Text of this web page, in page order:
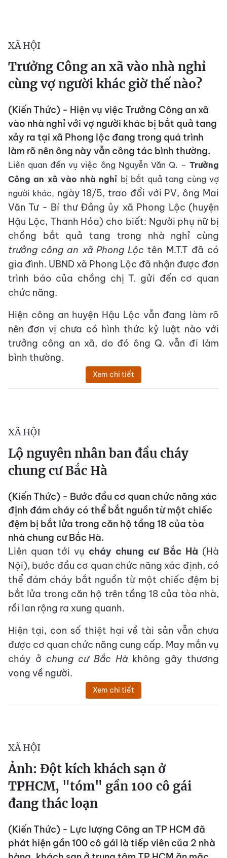
XÃ HỘI
Trưởng Công an xã vào nhà nghỉ
cùng vợ người khác giờ thế nào?
(Kiến Thức) - Hiện vụ việc Trưởng Công an xã
vào nhà nghỉ với vợ người khác bị bắt quả tang
xảy ra tại xã Phong lộc đang trong quá trình
làm rõ nên ông này vẫn công tác bình thường.
Liên quan đến vụ việc ông Nguyễn Văn Q. – Trưởng
Công an xã vào nhà nghỉ bị bắt quả tang cùng vợ
người khác, ngày 18/5, trao đổi với PV, ông Mai
Văn Tư - Bí thư Đảng ủy xã Phong Lộc (huyện
Hậu Lộc, Thanh Hóa) cho biết: Người phụ nữ bị
chồng bắt quả tang trong nhà nghỉ cùng
trưởng công an xã Phong Lộc tên M.T.T đã có
gia đình. UBND xã Phong Lộc đã nhận được đơn
trình báo của chồng chị T. gửi đến cơ quan
chức năng.
Hiện công an huyện Hậu Lộc vẫn đang làm rõ
nên đơn vị chưa có hình thức kỷ luật nào với
trưởng công an xã, do đó ông Q. vẫn đi làm
bình thường.
Xem chi tiết
XÃ HỘI
Lộ nguyên nhân ban đầu cháy
chung cư Bắc Hà
(Kiến Thức) - Bước đầu cơ quan chức năng xác
định đám cháy có thể bắt nguồn từ một chiếc
đệm bị bắt lửa trong căn hộ tầng 18 của tòa
nhà chung cư Bắc Hà.
Liên quan tới vụ cháy chung cư Bắc Hà (Hà
Nội), bước đầu cơ quan chức năng xác định, có
thể đám cháy bắt nguồn từ một chiếc đệm bị
bắt lửa trong căn hộ trên tầng 18 của tòa nhà,
rồi lan rộng ra xung quanh.
Hiện tại, con số thiệt hại về tài sản vẫn chưa
được cơ quan chức năng cung cấp. May mắn vụ
cháy ở chung cư Bắc Hàkhông gây thương
vong về người.
Xem chi tiết
XÃ HỘI
Ảnh: Đột kích khách sạn ở
TPHCM, "tóm" gần 100 cô gái
đang thác loạn
(Kiến Thức) - Lực lượng Công an TP HCM đã
phát hiện gần 100 cô gái là tiếp viên của 2 nhà